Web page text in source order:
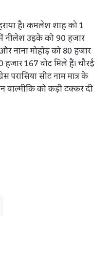
है। कमलेश शाह को 1
में नीलेश उइके को 90 हजार
नाना मोहोड़ को 80 हजार
167 वोट मिले हैं। चौरई
सीट नाम मात्र के
वाल्मीकि को कड़ी टक्कर दी
देर रात युवक पर जानलेवा हमला
के घाव, फिर भी पुलिस ने नहीं
का आरोप
, पत्नी की हत्या के बाद
बच्चा हुआ अनाथ।